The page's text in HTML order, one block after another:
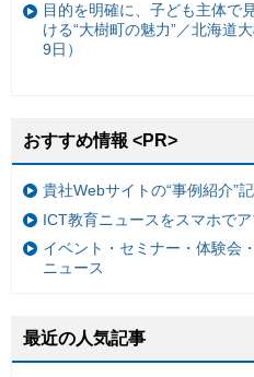
目的を明確に、子ども主体で
ける“大樹町の魅力”／北海道
9日）
おすすめ情報 <PR>
貴社Webサイトの“事例紹介”
ICT教育ニュースをスマホで
イベント・セミナー・体験会
ニュース
最近の人気記事